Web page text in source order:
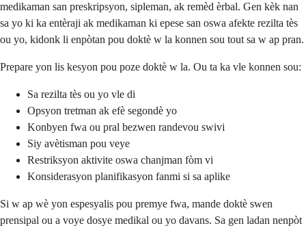
medikaman san preskripsyon, sipleman, ak remèd èrbal. Gen kèk nan
sa yo ki ka entèraji ak medikaman ki epese san oswa afekte rezilta tès
ou yo, kidonk li enpòtan pou doktè w la konnen sou tout sa w ap pran.
Prepare yon lis kesyon pou poze doktè w la. Ou ta ka vle konnen sou:
Sa rezilta tès ou yo vle di
Opsyon tretman ak efè segondè yo
Konbyen fwa ou pral bezwen randevou swivi
Siy avètisman pou veye
Restriksyon aktivite oswa chanjman fòm vi
Konsiderasyon planifikasyon fanmi si sa aplike
Si w ap wè yon espesyalis pou premye fwa, mande doktè swen
prensipal ou a voye dosye medikal ou yo davans. Sa gen ladan nenpòt